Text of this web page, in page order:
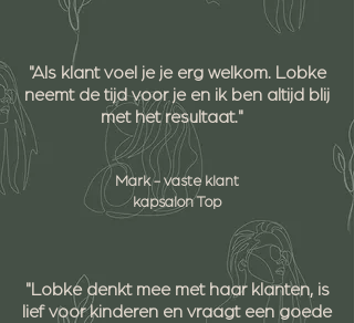
"Als klant voel je je erg welkom. Lobke
neemt de tijd voor je en ik ben altijd blij
met het resultaat."
Mark - vaste klant
kapsalon Top
"Lobke denkt mee met haar klanten, is
lief voor kinderen en vraagt een goede